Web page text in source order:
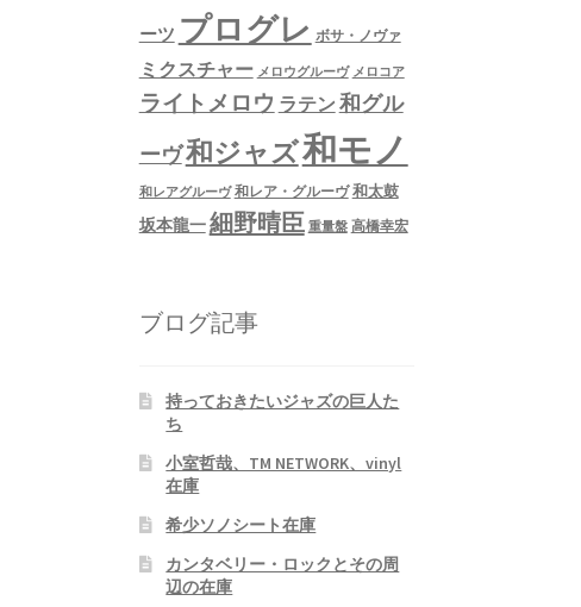
ーツ プログレ ボサ・ノヴァ
ミクスチャー メロウグルーヴ メロコア
ライトメロウ ラテン 和グル
ーヴ和ジャズ和モノ
和レアグルーヴ 和レア・グルーヴ 和太鼓
坂本龍一細野晴臣 重量盤 高橋幸宏
ブログ記事
持っておきたいジャズの巨人た
ち
小室哲哉、TM NETWORK、vinyl
在庫
希少ソノシート在庫
カンタベリー・ロックとその周
辺の在庫